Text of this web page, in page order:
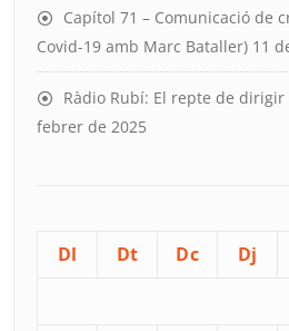
Capítol 71 – Comunicació de
Covid-19 amb Marc Bataller) 11
Ràdio Rubí: El repte de dirigir
febrer de 2025
Dl Dt Dc Dj